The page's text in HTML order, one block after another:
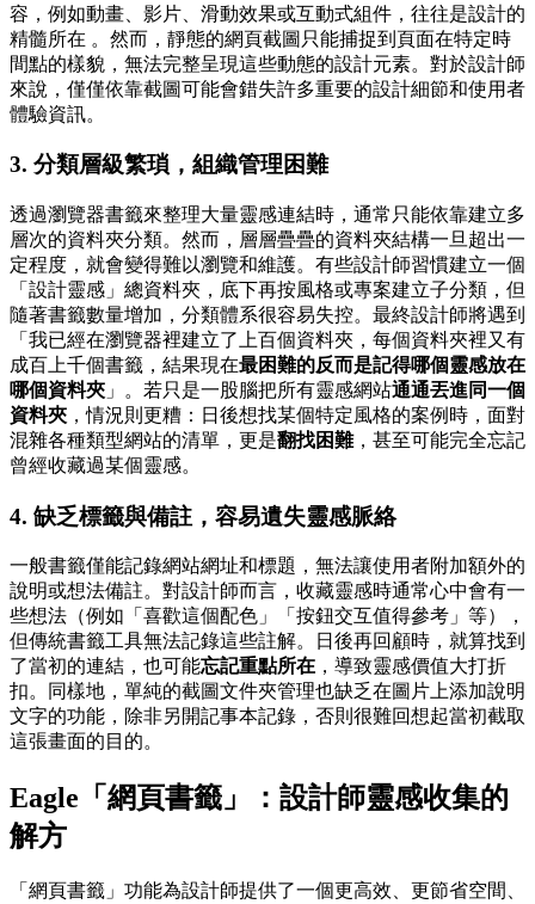
容，例如動畫、影片、滑動效果或互動式組件，往往是設計的
精髓所在 。然而，靜態的網頁截圖只能捕捉到頁面在特定時
間點的樣貌，無法完整呈現這些動態的設計元素。對於設計師
來說，僅僅依靠截圖可能會錯失許多重要的設計細節和使用者
體驗資訊。
3. 分類層級繁瑣，組織管理困難
透過瀏覽器書籤來整理大量靈感連結時，通常只能依靠建立多
層次的資料夾分類。然而，層層疊疊的資料夾結構一旦超出一
定程度，就會變得難以瀏覽和維護。有些設計師習慣建立一個
「設計靈感」總資料夾，底下再按風格或專案建立子分類，但
隨著書籤數量增加，分類體系很容易失控。最終設計師將遇到
「我已經在瀏覽器裡建立了上百個資料夾，每個資料夾裡又有
成百上千個書籤，結果現在最困難的反而是記得哪個靈感放在
哪個資料夾 」。若只是一股腦把所有靈感網站通通丟進同一個
資料夾 ，情況則更糟：日後想找某個特定風格的案例時，面對
混雜各種類型網站的清單，更是翻找困難，甚至可能完全忘記
曾經收藏過某個靈感。
4. 缺乏標籤與備註，容易遺失靈感脈絡
一般書籤僅能記錄網站網址和標題，無法讓使用者附加額外的
說明或想法備註。對設計師而言，收藏靈感時通常心中會有一
些想法（例如「喜歡這個配色」「按鈕交互值得參考」等），
但傳統書籤工具無法記錄這些註解。日後再回顧時，就算找到
了當初的連結，也可能忘記重點所在 ，導致靈感價值大打折
扣。同樣地，單純的截圖文件夾管理也缺乏在圖片上添加說明
文字的功能，除非另開記事本記錄，否則很難回想起當初截取
這張畫面的目的。
Eagle「網頁書籤」：設計師靈感收集的
解方
「網頁書籤」功能為設計師提供了一個更高效、更節省空間、